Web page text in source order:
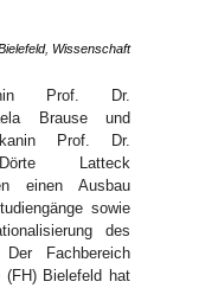
, Wissenschaft
Prof. Dr.
Brause und
Prof. Dr.
Dörte Latteck
einen Ausbau
sowie
des
Fachbereich
(FH) Bielefeld hat